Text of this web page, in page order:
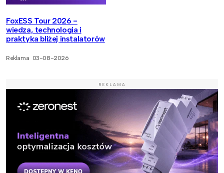
FoxESS Tour 2026 -
wiedza, technologia i
praktyka bliżej instalatorów
Reklama 03-08-2026
REKLAMA